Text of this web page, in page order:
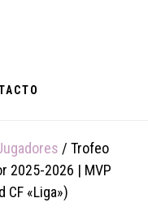
/ Trofeo
2025-2026 | MVP
CF «Liga»)